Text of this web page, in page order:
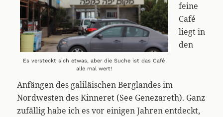
Es versteckt sich etwas, aber die Suche ist das Café
alle mal wert!
feine
Café
liegt in
den
Anfängen des galiläischen Berglandes im
Nordwesten des Kinneret (See Genezareth). Ganz
zufällig habe ich es vor einigen Jahren entdeckt,